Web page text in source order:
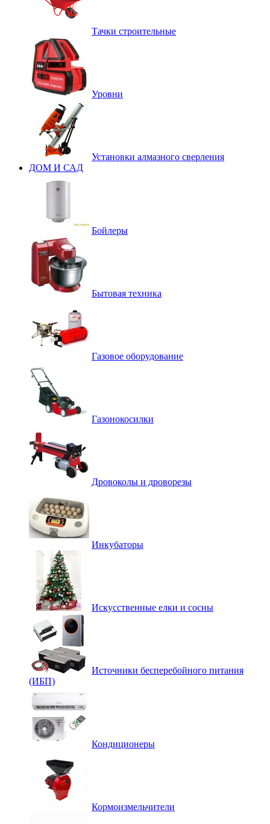
Тачки строительные
Уровни
Установки алмазного сверления
ДОМ И САД
Бойлеры
Бытовая техника
Газовое оборудование
Газонокосилки
Дровоколы и дроворезы
Инкубаторы
Искусственные елки и сосны
Источники бесперебойного питания
(ИБП)
Кондиционеры
Кормоизмельчители